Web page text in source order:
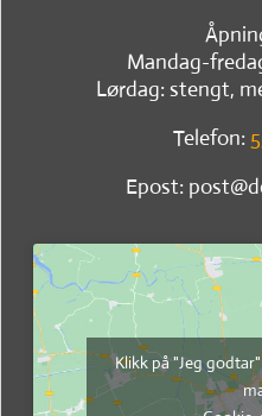
Mandag-
Lørdag: stengt,
Telefon:
Epost:
Klikk på "Jeg